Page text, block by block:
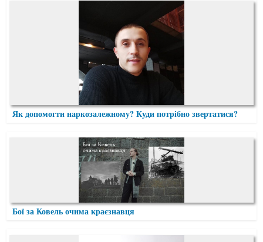
Як допомогти наркозалежному? Куди потрібно звертатися?
Бої за Ковель очима краєзнавця